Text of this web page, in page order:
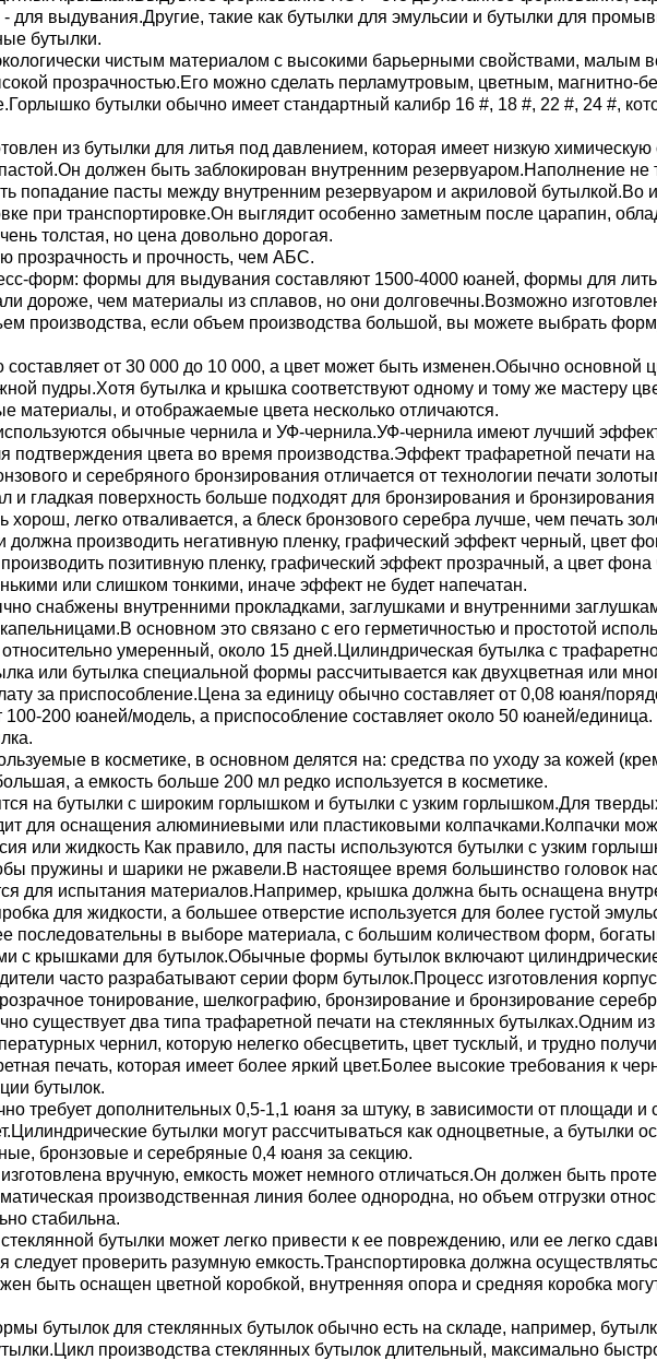
- для выдувания.Другие, такие как бутылки для эмульсии и бутылки для
бутылки.
чистым материалом с высокими барьерными свойствами, малым
прозрачностью.Его можно сделать перламутровым, цветным,
бутылки обычно имеет стандартный калибр 16 #, 18 #, 22 #, 24 #,
из бутылки для литья под давлением, которая имеет низкую
должен быть заблокирован внутренним резервуаром.Наполнение
попадание пасты между внутренним резервуаром и акриловой бутылкой.Во
при транспортировке.Он выглядит особенно заметным после царапин,
толстая, но цена довольно дорогая.
и прочность, чем АБС.
форм: формы для выдувания составляют 1500-4000 юаней, формы для
дороже, чем материалы из сплавов, но они долговечны.Возможно
производства, если объем производства большой, вы можете выбрать
составляет от 30 000 до 10 000, а цвет может быть изменен.Обычно основной
пудры.Хотя бутылка и крышка соответствуют одному и тому же мастеру
материалы, и отображаемые цвета несколько отличаются.
обычные чернила и УФ-чернила.УФ-чернила имеют лучший
подтверждения цвета во время производства.Эффект трафаретной печати
и серебряного бронзирования отличается от технологии печати
гладкая поверхность больше подходят для бронзирования и
хорош, легко отваливается, а блеск бронзового серебра лучше, чем печать
производить негативную пленку, графический эффект черный, цвет
позитивную пленку, графический эффект прозрачный, а цвет
или слишком тонкими, иначе эффект не будет напечатан.
снабжены внутренними прокладками, заглушками и внутренними
основном это связано с его герметичностью и простотой
умеренный, около 15 дней.Цилиндрическая бутылка с
или бутылка специальной формы рассчитывается как двухцветная или
за приспособление.Цена за единицу обычно составляет от 0,08 юаня/
100-200 юаней/модель, а приспособление составляет около 50 юаней/единица.
в косметике, в основном делятся на: средства по уходу за кожей
а емкость больше 200 мл редко используется в косметике.
на бутылки с широким горлышком и бутылки с узким горлышком.Для
для оснащения алюминиевыми или пластиковыми колпачками.Колпачки
или жидкость Как правило, для пасты используются бутылки с узким
пружины и шарики не ржавели.В настоящее время большинство головок
для испытания материалов.Например, крышка должна быть оснащена
для жидкости, а большее отверстие используется для более густой
последовательны в выборе материала, с большим количеством форм,
с крышками для бутылок.Обычные формы бутылок включают
часто разрабатывают серии форм бутылок.Процесс изготовления
тонирование, шелкографию, бронзирование и бронзирование
существует два типа трафаретной печати на стеклянных бутылках.Одним
чернил, которую нелегко обесцветить, цвет тусклый, и трудно
печать, которая имеет более яркий цвет.Более высокие требования к
бутылок.
требует дополнительных 0,5-1,1 юаня за штуку, в зависимости от площади и
бутылки могут рассчитываться как одноцветные, а бутылки
бронзовые и серебряные 0,4 юаня за секцию.
​​вручную, емкость может немного отличаться.Он должен быть
производственная линия более однородна, но объем отгрузки
стабильна.
бутылки может легко привести к ее повреждению, или ее легко
проверить разумную емкость.Транспортировка должна
быть оснащен цветной коробкой, внутренняя опора и средняя коробка
бутылок для стеклянных бутылок обычно есть на складе, например,
производства стеклянных бутылок длительный, максимально